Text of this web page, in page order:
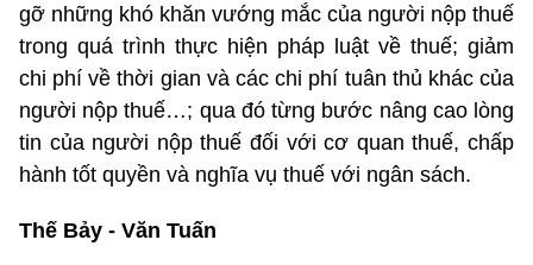
gỡ những khó khăn vướng mắc của người nộp thuế
trong quá trình thực hiện pháp luật về thuế; giảm
chi phí về thời gian và các chi phí tuân thủ khác của
người nộp thuế…; qua đó từng bước nâng cao lòng
tin của người nộp thuế đối với cơ quan thuế, chấp
hành tốt quyền và nghĩa vụ thuế với ngân sách.
Thế Bảy - Văn Tuấn